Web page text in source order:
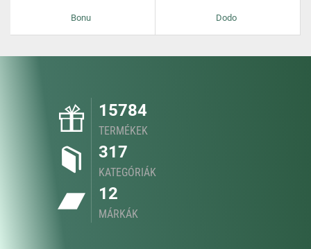
Bonu Dodo
15784
TERMÉKEK
317
KATEGÓRIÁK
12
MÁRKÁK